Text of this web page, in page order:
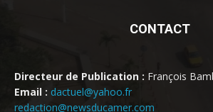
CONTACT
Directeur de Publication : François
Email : dactuel@yahoo.fr
redaction@newsducamer.com